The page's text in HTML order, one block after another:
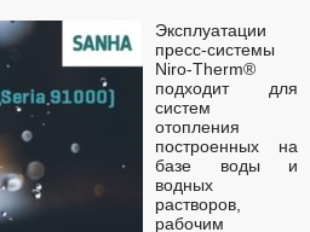
Эксплуатации
пресс-системы
Niro-Therm®
подходит для
систем
отопления
построенных на
базе воды и
водных
растворов,
рабочим